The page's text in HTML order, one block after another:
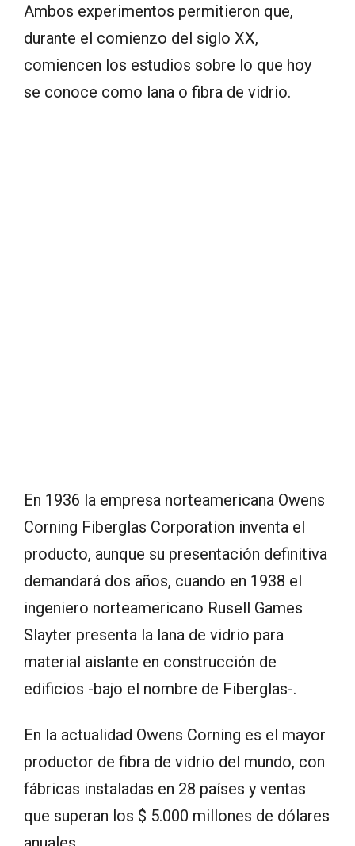
Ambos experimentos permitieron que,
durante el comienzo del siglo XX,
comiencen los estudios sobre lo que hoy
se conoce como lana o fibra de vidrio.
En 1936 la empresa norteamericana Owens
Corning Fiberglas Corporation inventa el
producto, aunque su presentación definitiva
demandará dos años, cuando en 1938 el
ingeniero norteamericano Rusell Games
Slayter presenta la lana de vidrio para
material aislante en construcción de
edificios -bajo el nombre de Fiberglas-.
En la actualidad Owens Corning es el mayor
productor de fibra de vidrio del mundo, con
fábricas instaladas en 28 países y ventas
que superan los $ 5.000 millones de dólares